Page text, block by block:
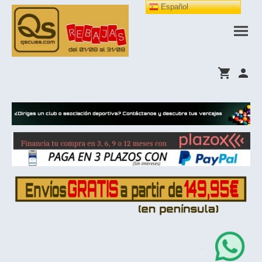
Español